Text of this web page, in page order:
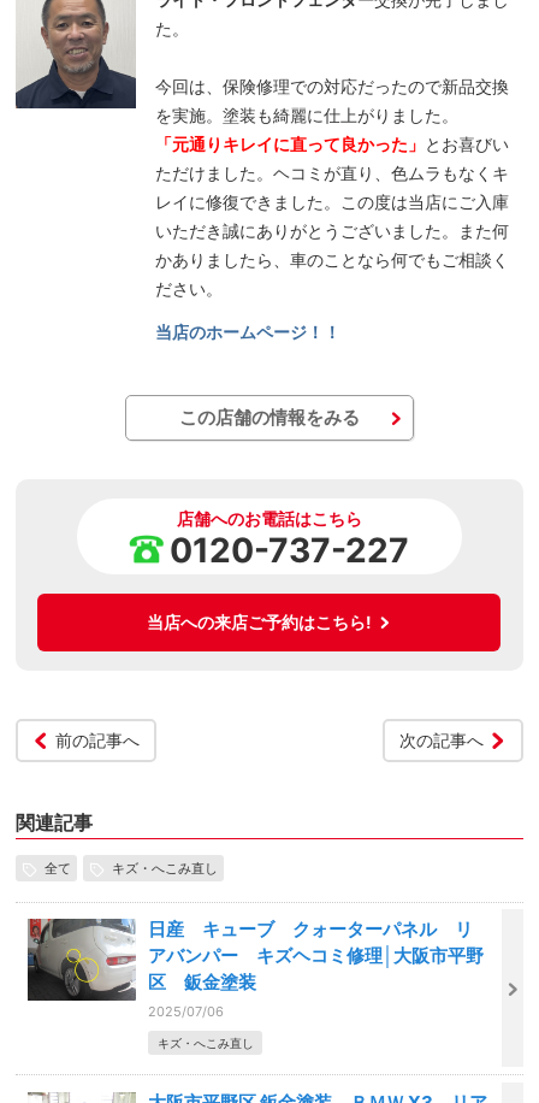
た。
今回は、保険修理での対応だったので新品交換
を実施。塗装も綺麗に仕上がりました。
「元通りキレイに直って良かった」 とお喜びい
ただけました。ヘコミが直り、色ムラもなくキ
レイに修復できました。この度は当店にご入庫
いただき誠にありがとうございました。また何
かありましたら、車のことなら何でもご相談く
ださい。
当店のホームページ！！
この店舗の情報をみる
店舗へのお電話はこちら
0120-737-227
当店への来店ご予約はこちら!
前の記事へ 次の記事へ
関連記事
全て キズ・へこみ直し
日産 キューブ クォーターパネル リ
アバンパー キズヘコミ修理│大阪市平野
区 鈑金塗装
2025/07/06
キズ・へこみ直し